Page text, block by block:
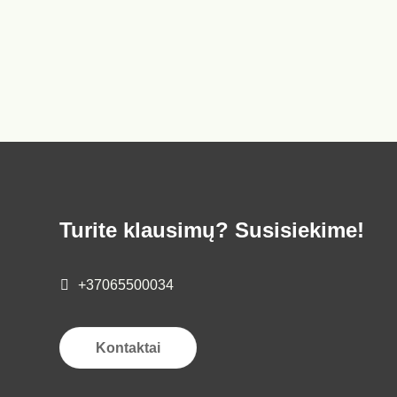
Turite klausimų? Susisiekime!
+37065500034
Kontaktai